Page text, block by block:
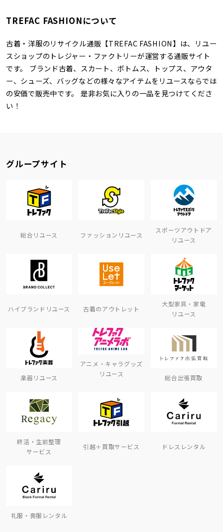
TREFAC FASHIONについて
古着・洋服のリサイクル通販【TREFAC FASHION】は、リユー
スショップのトレジャー・ファクトリーが運営する通販サイト
です。 ブランド古着、スカート、ボトムス、トップス、アウタ
ー、シューズ、バッグなどの様々なアイテムをリユースならでは
の安価で販売中です。 是非お気に入りの一品を見つけてくださ
い！
グループサイト
総合リユース ファッションリユース
スポーツアウトドア
リユース
ハイブランドリユース 古着のアウトレット
大型家具・家電
リユース
楽器リユース
アニメ・キャラグッズ
リユース
総合出張買取
終活・生前整理
サービス
引越＋買取サービス ドレスレンタル
礼服・喪服レンタル